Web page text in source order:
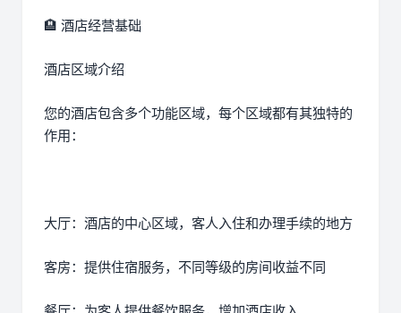
🏨 酒店经营基础
酒店区域介绍
您的酒店包含多个功能区域，每个区域都有其独特的
作用：
大厅：酒店的中心区域，客人入住和办理手续的地方
客房：提供住宿服务，不同等级的房间收益不同